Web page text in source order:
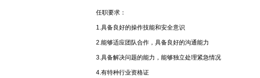
任职要求：
1.具备良好的操作技能和安全意识
2.能够适应团队合作，具备良好的沟通能力
3.具备解决问题的能力，能够独立处理紧急情况
4.有特种行业资格证